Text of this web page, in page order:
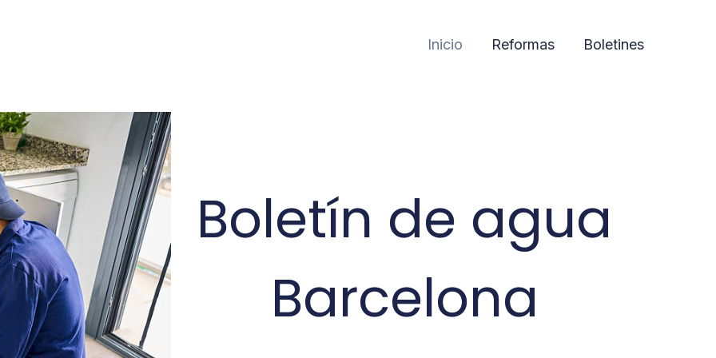
Inicio Reformas Boletines
Boletín de agua
Barcelona